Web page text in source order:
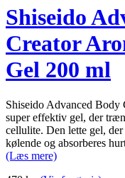
Shiseido
Creator
Gel 200 ml
Shiseido Advanced Body
super effektiv gel, der
cellulite. Den lette gel,
kølende og absorberes
(Læs mere)